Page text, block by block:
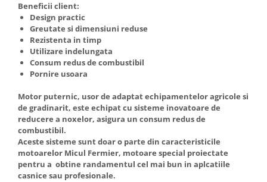
Vibratoare beton
Pachete electrocasnice
incorporabile
Seturi oale
SANDWICH MAKER
Storcatoare de fructe
Televizoare
Beneficii client:
Design practic
Greutate si dimensiuni reduse
Rezistenta in timp
Utilizare indelungata
Consum redus de combustibil
Pornire usoara
Motor puternic, usor de adaptat echipamentelor agricole si
de gradinarit, este echipat cu sisteme inovatoare de
reducere a noxelor, asigura un consum redus de
combustibil.
Aceste sisteme sunt doar o parte din caracteristicile
motoarelor Micul Fermier, motoare special proiectate
pentru a obtine randamentul cel mai bun in aplcatiile
casnice sau profesionale.